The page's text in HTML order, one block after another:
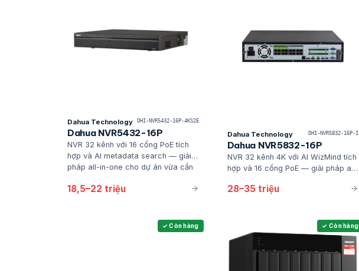
Dahua Technology DHI-NVR5432-16P-4KS2E
Dahua NVR5432-16P
NVR 32 kênh với 16 cổng PoE tích
hợp và AI metadata search — giải
pháp all-in-one cho dự án vừa cần
ngân sách tối ưu
18,5–22 triệu
Dahua Technology DHI-NVR5832-16P-I
Dahua NVR5832-16P
NVR 32 kênh 4K với AI WizMind tích
hợp và 16 cổng PoE — giải pháp all-
+ storage + AI trong một thiết bị
28–35 triệu
✓ Còn hàng ✓ Còn hàng